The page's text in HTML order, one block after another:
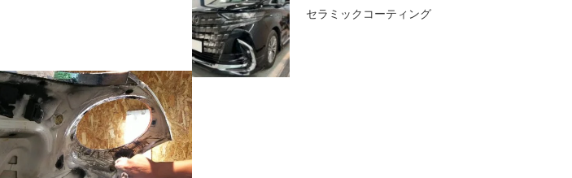
セラミックコーティング